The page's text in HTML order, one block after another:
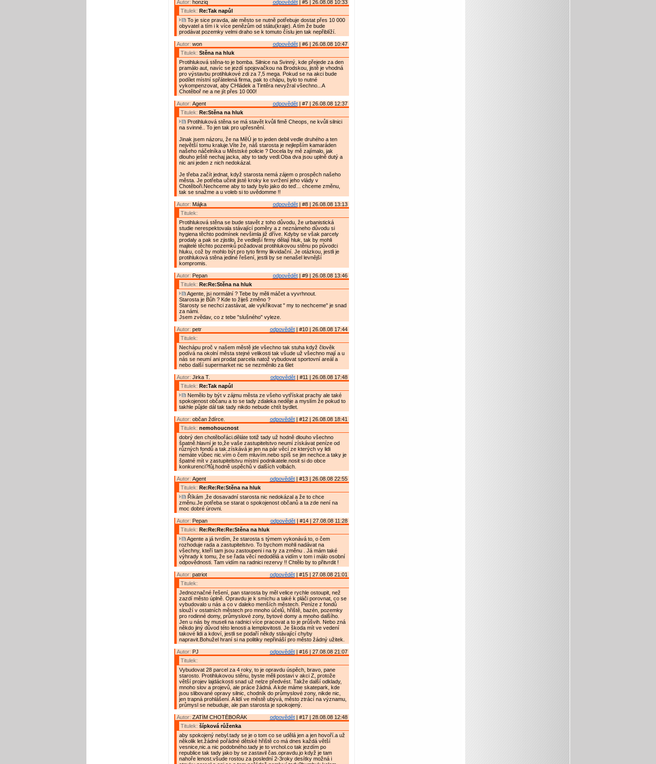
odpovědět| #5 | 26.08.08 10:33
Autor: honziq
Titulek: Re:Tak napůl
To je sice pravda, ale město se nutně potřebuje dostat přes 10 000
obyvatel a tím i k více penězům od státu(kraje). A tím že bude
prodávat pozemky velmi draho se k tomuto číslu jen tak nepřiblíží.
odpovědět| #6 | 26.08.08 10:47
Autor: won
Titulek: Stěna na hluk
Protihluková stěna-to je bomba. Silnice na Svinný, kde přejede za den
pramálo aut, navíc se jezdí spojovačkou na Brodskou, jistě je vhodná
pro výstavbu protihlukové zdi za 7,5 mega. Pokud se na akci bude
podílet místní spřátelená firma, pak to chápu, bylo to nutné
vykompenzovat, aby CHládek a Tintěra nevyžral všechno...A
Chotěboř ne a ne jít přes 10 000!
odpovědět| #7 | 26.08.08 12:37
Autor: Agent
Titulek: Re:Stěna na hluk
Protihluková stěna se má stavět kvůli fimě Cheops, ne kvůli silnici
na svinné.. To jen tak pro upřesnění.
Jinak jsem názoru, že na MěÚ je to jeden debil vedle druhého a ten
největší tomu kraluje.Víte že, náš starosta je nejlepším kamaráden
našeho náčelníka u Městské policie ? Docela by mě zajímalo, jak
dlouho ještě nechaj jacka, aby to tady vedl.Oba dva jsou uplně dutý a
nic ani jeden z nich nedokázal.
Je třeba začít jednat, když starosta nemá zájem o prospěch našeho
města. Je potřeba učinit jisté kroky ke svržení jeho vlády v
Chotěboři.Nechceme aby to tady bylo jako do teď... chceme změnu,
tak se snažme a u voleb si to uvědomme !!
odpovědět| #8 | 26.08.08 13:13
Autor: Májka
Titulek:
Protihluková stěna se bude stavět z toho důvodu, že urbanistická
studie nerespektovala stávající poměry a z neznámeho důvodu si
hygiena těchto podmínek nevšimla již dříve. Kdyby se však parcely
prodaly a pak se zjistilo, že vedlejší firmy dělají hluk, tak by mohli
majitelé těchto pozemků požadovat protihlukovou stěnu po původci
hluku, což by mohlo být pro tyto firmy likvidační. Je otázkou, jestli je
protihluková stěna jediné řešení, jestli by se nenašel levnější
kompromis.
odpovědět| #9 | 26.08.08 13:46
Autor: Pepan
Titulek: Re:Re:Stěna na hluk
Agente, jsi normální ? Tebe by měli máčet a vyvrhnout.
Starosta je Bůh ? Kde to žiješ změno ?
Starosty se nechci zastávat, ale vykřikovat " my to nechceme" je snad
za námi.
Jsem zvědav, co z tebe "slušného" vyleze.
odpovědět| #10 | 26.08.08 17:44
Autor: petr
Titulek:
Nechápu proč v našem městě jde všechno tak stuha když člověk
podívá na okolní města stejné velikosti tak všude už všechno mají a u
nás se neumí ani prodat parcela natož vybudovat sportovní areál a
nebo další supermarket nic se nezměnilo za 6let
odpovědět| #11 | 26.08.08 17:48
Autor: Jirka T.
Titulek: Re:Tak napůl
Nemělo by být v zájmu města ze všeho vytřískat prachy ale také
spokojenost občanu a to se tady zdaleka neděje a myslím že pokud to
takhle půjde dál tak tady nikdo nebude chtít bydlet.
odpovědět| #12 | 26.08.08 18:41
Autor: občan ždírce.
Titulek: nemohoucnost
dobrý den chotěbořáci.děláte totiž tady už hodně dlouho všechno
špatně.hlavní je to,že vaše zastupitelstvo neumí získávat peníze od
různých fondů a tak.získává je jen na pár věcí ze kterých vy lidi
nemáte vůbec nic.vím o čem mluvím.nebo spíš se jim nechce.a taky je
špatné mít v zastupitelstvu místní podnikatele.nosit si do obce
konkurenci?fůj.hodně uspěchů v dalších volbách.
odpovědět| #13 | 26.08.08 22:55
Autor: Agent
Titulek: Re:Re:Re:Stěna na hluk
Říkám ,že dosavadní starosta nic nedokázal a že to chce
změnu.Je potřeba se starat o spokojenost občanů a ta zde není na
moc dobré úrovni.
odpovědět| #14 | 27.08.08 11:28
Autor: Pepan
Titulek: Re:Re:Re:Re:Stěna na hluk
Agente a já tvrdím, že starosta s týmem vykonává to, o čem
rozhoduje rada a zastupitelstvo. To bychom mohli nadávat na
všechny, kteří tam jsou zastoupeni i na ty za změnu . Já mám také
výhrady k tomu, že se řada věcí nedodělá a vidím v tom i málo osobní
odpovědnosti. Tam vidím na radnici rezervy !! Chtělo by to přitvrdit !
odpovědět| #15 | 27.08.08 21:01
Autor: patriot
Titulek:
Jednoznačné řešení, pan starosta by měl velice rychle ostoupit, než
zazdí město úplně. Opravdu je k smíchu a také k pláči porovnat, co se
vybudovalo u nás a co v daleko menších městech. Peníze z fondů
slouží v ostatních městech pro mnoho účelů, hřiště, bazén, pozemky
pro rodinné domy, průmyslové zony, bytové domy a mnoho dalšího.
Jen u nás by museli na radnici více pracovat a to je průšvih. Nebo zná
někdo jiný důvod této lenosti a lemplovitosti. Je škoda mít ve vedení
takové lidi a kdoví, jestli se podaří někdy stávající chyby
napravit.Bohužel hraní si na politiky nepřináší pro město žádný užitek.
odpovědět| #16 | 27.08.08 21:07
Autor: PJ
Titulek:
Vybudovat 28 parcel za 4 roky, to je opravdu úspěch, bravo, pane
starosto. Protihlukovou stěnu, byste měli postavi v akci Z, protože
větší projev lajdáckosti snad už nelze předvést. Takže další odklady,
mnoho slov a projevů, ale práce žádná. A kde máme skatepark, kde
jsou slibované opravy silnic, chodník do průmyslové zony, nikde nic,
jen trapná prohlášení. A lidí ve městě ubývá, město ztrácí na významu,
průmysl se nebuduje, ale pan starosta je spokojený.
odpovědět| #17 | 28.08.08 12:48
Autor: ZATÍM CHOTĚBOŘÁK
Titulek: šípková růženka
aby spokojený nebyl.tady se je o tom co se udělá jen a jen hovoří.a už
několik let.žádné pořádné dětské hřiště co má dnes každá větší
vesnice,nic.a nic podobného.tady je to vrchol.co tak jezdím po
republice tak tady jako by se zastavil čas.opravdu.jo když je tam
nahoře lenost.všude rostou za poslední 2-3roky desítky možná i